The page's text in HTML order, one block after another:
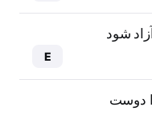
شود
E
دوست